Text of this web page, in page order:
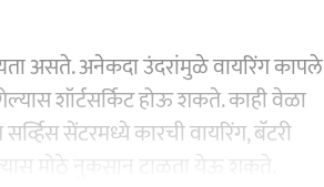
असते. अनेकदा उंदरांमुळे वायरिंग कापले
शॉर्टसर्किट होऊ शकते. काही वेळा
सेंटरमध्ये कारची वायरिंग, बॅटरी
मोठे नुकसान टाळता येऊ शकते.